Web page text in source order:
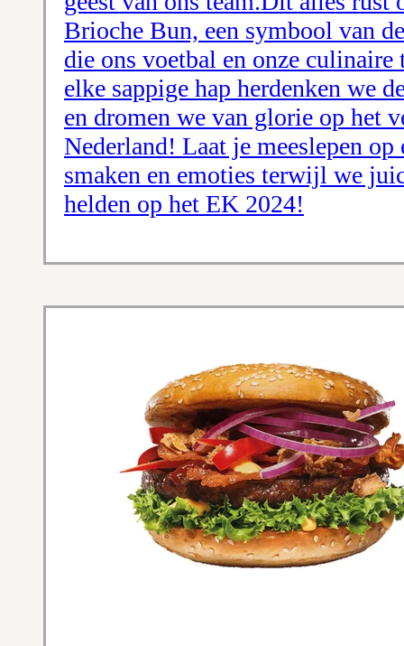
Brioche Bun, een symbool van
die ons voetbal en onze
elke sappige hap herdenken we
en dromen we van glorie op het
Nederland! Laat je meeslepen op
smaken en emoties terwijl we
helden op het EK 2024!